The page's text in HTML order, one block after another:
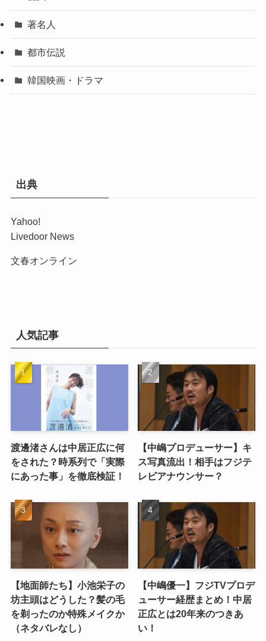
著名人
都市伝説
韓国映画・ドラマ
出典
Yahoo!
Livedoor News
文春オンライン
人気記事
渡邊渚さんは中居正広に何
をされた？時系列で「実際
にあった事」を徹底検証！
【中嶋プロデューサー】キ
ス写真流出！相手はフジテ
レビアナウンサー？
【地面師たち】小池栄子の
坊主頭はどうした？髪の毛
を剃ったのか特殊メイクか
（ネタバレなし）
【中嶋優一】フジTVプロデ
ューサー経歴まとめ！中居
正広とは20年来のつきあ
い！